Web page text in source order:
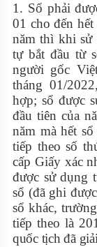
1. Sổ phải
01 cho đến
năm thì khi sử
tự bắt đầu từ
người gốc
tháng 01/
hợp; sổ được
đầu tiên của
năm mà hết
tiếp theo số
cấp Giấy xác
được sử dụng
sổ (đã ghi
sổ khác,
tiếp theo là
quốc tịch đã